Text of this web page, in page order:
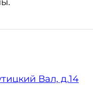
Вал, д.14